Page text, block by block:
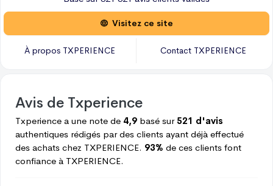
Visitez ce site
À propos TXPERIENCE Contact TXPERIENCE
Avis de Txperience
Txperience a une note de 4,9 basé sur 521 d'avis
authentiques rédigés par des clients ayant déjà effectué
des achats chez TXPERIENCE. 93% de ces clients font
confiance à TXPERIENCE.